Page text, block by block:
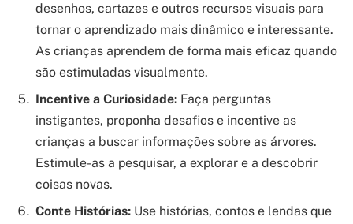
desenhos, cartazes e outros recursos visuais para
tornar o aprendizado mais dinâmico e interessante.
As crianças aprendem de forma mais eficaz quando
são estimuladas visualmente.
Incentive a Curiosidade: Faça perguntas
instigantes, proponha desafios e incentive as
crianças a buscar informações sobre as árvores.
Estimule-as a pesquisar, a explorar e a descobrir
coisas novas.
Conte Histórias: Use histórias, contos e lendas que